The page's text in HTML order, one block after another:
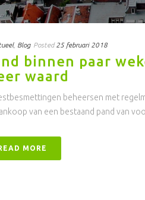
, Blog Posted 25 februari 2018
binnen paar
waard
beheersen met
van een bestaand pand van
MORE